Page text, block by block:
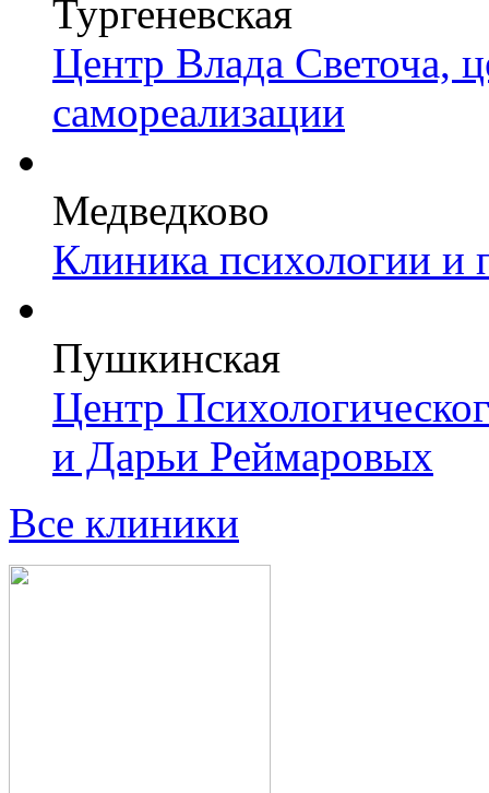
Тургеневская
Центр Влада Светоча,
самореализации
Медведково
Клиника психологии и
Пушкинская
Центр
и Дарьи Реймаровых
Все клиники